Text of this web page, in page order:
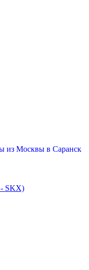
из Москвы в Саранск
SKX)